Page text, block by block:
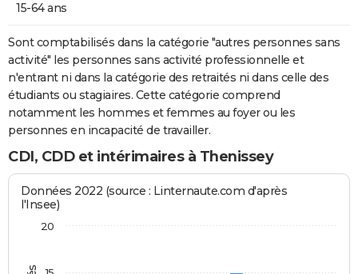
15-64 ans
Sont comptabilisés dans la catégorie "autres personnes sans
activité" les personnes sans activité professionnelle et
n'entrant ni dans la catégorie des retraités ni dans celle des
étudiants ou stagiaires. Cette catégorie comprend
notamment les hommes et femmes au foyer ou les
personnes en incapacité de travailler.
CDI, CDD et intérimaires à Thenissey
Données 2022 (source : Linternaute.com d'après
l'Insee)
20